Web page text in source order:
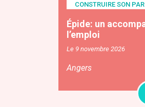
CONSTRUIRE SON
Épide: un
l’emploi
Le 9 novembre 2026
Angers